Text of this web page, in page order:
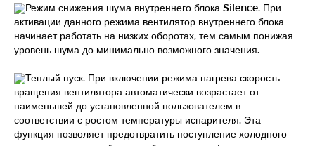
Режим снижения шума внутреннего блока Silence. При
активации данного режима вентилятор внутреннего блока
начинает работать на низких оборотах, тем самым понижая
уровень шума до минимально возможного значения.
Теплый пуск. При включении режима нагрева скорость
вращения вентилятора автоматически возрастает от
наименьшей до установленной пользователем в
соответствии с ростом температуры испарителя. Эта
функция позволяет предотвратить поступление холодного